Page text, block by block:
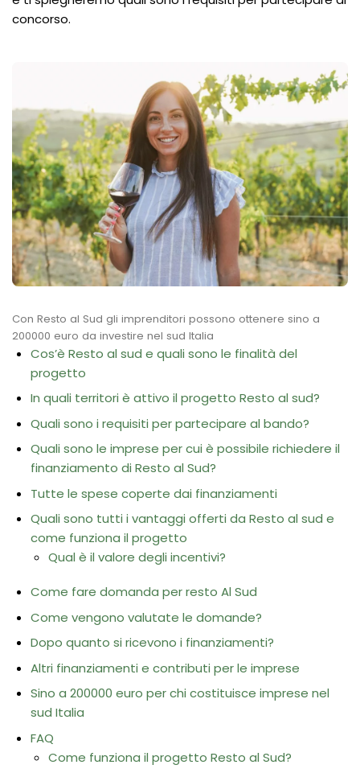
concorso.
Con Resto al Sud gli imprenditori possono ottenere sino a
200000 euro da investire nel sud Italia
Cos’è Resto al sud e quali sono le finalità del
progetto
In quali territori è attivo il progetto Resto al sud?
Quali sono i requisiti per partecipare al bando?
Quali sono le imprese per cui è possibile richiedere il
finanziamento di Resto al Sud?
Tutte le spese coperte dai finanziamenti
Quali sono tutti i vantaggi offerti da Resto al sud e
come funziona il progetto
Qual è il valore degli incentivi?
Come fare domanda per resto Al Sud
Come vengono valutate le domande?
Dopo quanto si ricevono i finanziamenti?
Altri finanziamenti e contributi per le imprese
Sino a 200000 euro per chi costituisce imprese nel
sud Italia
FAQ
Come funziona il progetto Resto al Sud?